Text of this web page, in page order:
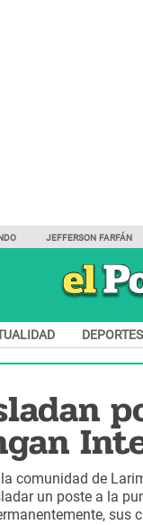
JEFFERSON FARFÁN
DEPORTES
comunidad de
un poste a la
sus